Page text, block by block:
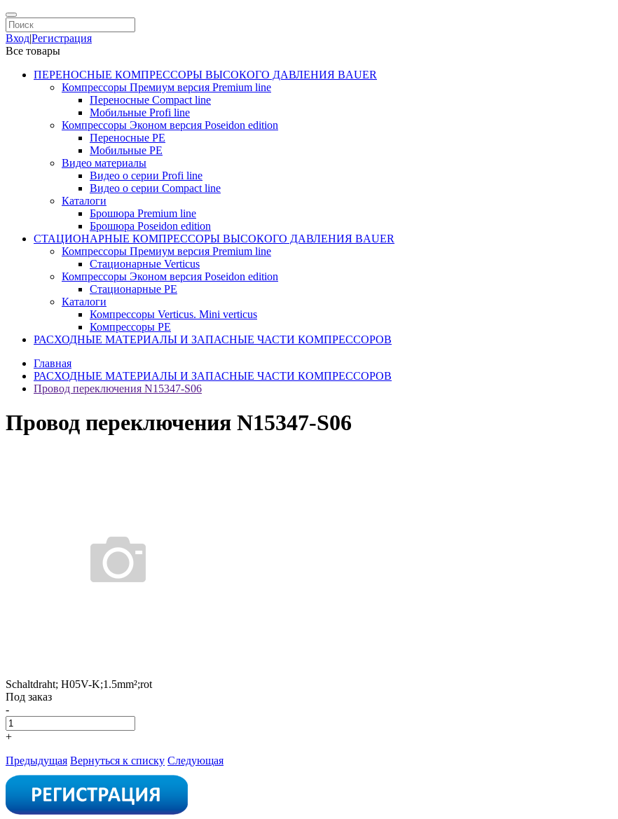
Вход|Регистрация
Все товары
ПЕРЕНОСНЫЕ КОМПРЕССОРЫ ВЫСОКОГО ДАВЛЕНИЯ BAUER
Компрессоры Премиум версия Premium line
Переносные Compact line
Мобильные Profi line
Компрессоры Эконом версия Poseidon edition
Переносные PE
Мобильные PE
Видео материалы
Видео о серии Profi line
Видео о серии Compact line
Каталоги
Брошюра Premium line
Брошюра Poseidon edition
СТАЦИОНАРНЫЕ КОМПРЕССОРЫ ВЫСОКОГО ДАВЛЕНИЯ BAUER
Компрессоры Премиум версия Premium line
Стационарные Verticus
Компрессоры Эконом версия Poseidon edition
Стационарные PE
Каталоги
Компрессоры Verticus. Mini verticus
Компрессоры PE
РАСХОДНЫЕ МАТЕРИАЛЫ И ЗАПАСНЫЕ ЧАСТИ КОМПРЕССОРОВ
Главная
РАСХОДНЫЕ МАТЕРИАЛЫ И ЗАПАСНЫЕ ЧАСТИ КОМПРЕССОРОВ
Провод переключения N15347-S06
Провод переключения N15347-S06
Schaltdraht; H05V-K;1.5mm²;rot
Под заказ
-
+
Предыдущая Вернуться к списку Следующая